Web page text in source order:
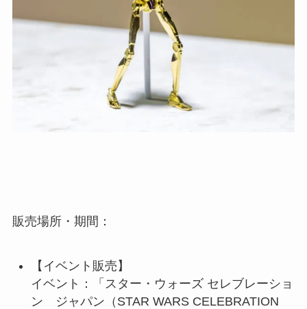
販売場所・期間：
【イベント販売】
イベント：「スター・ウォーズ セレブレーショ
ン ジャパン（STAR WARS CELEBRATION